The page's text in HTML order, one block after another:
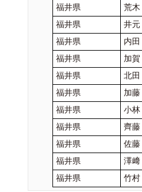
福井県
荒
福井県
井
福井県
内
福井県
加
福井県
北
福井県
加
福井県
小
福井県
齊
福井県
佐
福井県
澤
福井県
竹